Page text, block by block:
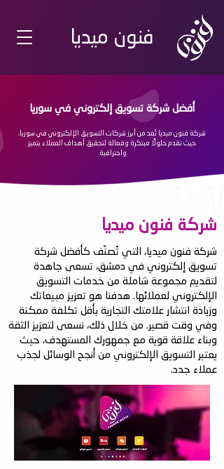
فنون ميديا
أفضل شركة تسويق إلكتروني في سوريا
شركة فنون ميديا تُعد من أبرز شركات التسويق الإلكتروني في سوريا،
حيث تقدم حلولًا مبتكرة وفعالة لتحقيق أهداف العملاء بتميز
واحترافية.
شركة فنون ميديا
شركة فنون ميديا، التي تُصنّف كأفضل شركة
تسويق إلكتروني في دمشق، تسعى جاهدة
لتقديم مجموعة شاملة من خدمات التسويق
الإلكتروني لعملائها. هدفنا هو تعزيز مبيعاتك
وزيادة انتشار علامتك التجارية بأقل تكلفة ممكنة
وفي وقت قصير. من خلال ذلك، نسعى لتعزيز الثقة
وبناء علاقة قوية مع جمهورك المستهدف، حيث
يعتبر التسويق الإلكتروني من أنجح الوسائل لجذب
عملاء جدد.